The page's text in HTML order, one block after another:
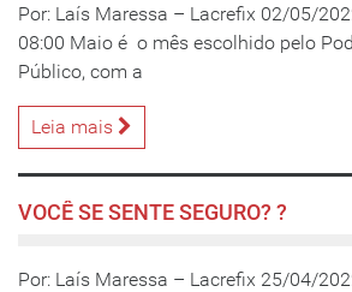
Por: Laís Maressa – Lacrefix 02/05/
08:00 Maio é o mês escolhido pelo
Público, com a
Leia mais
VOCÊ SE SENTE SEGURO? ?
Por: Laís Maressa – Lacrefix 25/04/